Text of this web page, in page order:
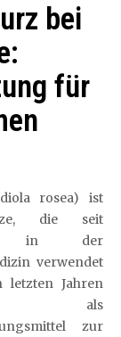
bei
für
rosea) ist
die seit
in der
verwendet
Jahren
als
zur